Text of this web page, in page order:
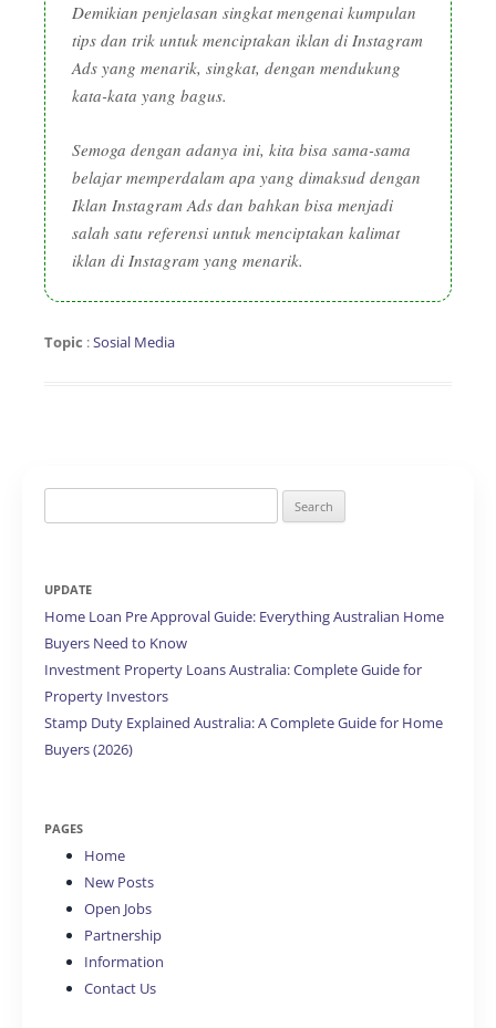
Demikian penjelasan singkat mengenai kumpulan
tips dan trik untuk menciptakan iklan di Instagram
Ads yang menarik, singkat, dengan mendukung
kata-kata yang bagus.
Semoga dengan adanya ini, kita bisa sama-sama
belajar memperdalam apa yang dimaksud dengan
Iklan Instagram Ads dan bahkan bisa menjadi
salah satu referensi untuk menciptakan kalimat
iklan di Instagram yang menarik.
Topic :Sosial Media
for:
UPDATE
Home Loan Pre Approval Guide: Everything Australian Home
Buyers Need to Know
Investment Property Loans Australia: Complete Guide for
Property Investors
Stamp Duty Explained Australia: A Complete Guide for Home
Buyers (2026)
PAGES
Home
New Posts
Open Jobs
Partnership
Information
Contact Us